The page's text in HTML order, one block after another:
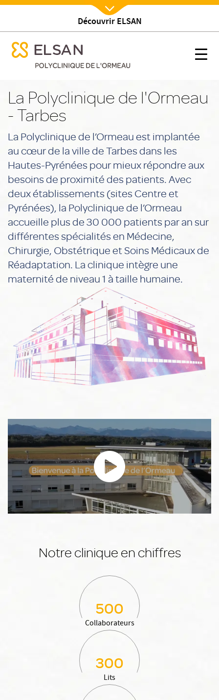
contenu
principal
Découvrir ELSAN
Etablissement
menu mobile
Nx:Afficher menu
menu mobile
La Polyclinique de l'Ormeau
- Tarbes
La Polyclinique de l’Ormeau est implantée
au cœur de la ville de Tarbes dans les
Hautes-Pyrénées pour mieux répondre aux
besoins de proximité des patients. Avec
deux établissements (sites Centre et
Pyrénées), la Polyclinique de l’Ormeau
accueille plus de 30 000 patients par an sur
différentes spécialités en Médecine,
Chirurgie, Obstétrique et Soins Médicaux de
Réadaptation. La clinique intègre une
maternité de niveau 1 à taille humaine.
Notre clinique en chiffres
500
Collaborateurs
300
Lits